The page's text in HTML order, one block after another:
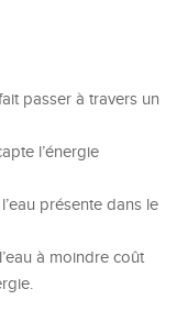
passer à travers un
l’énergie
présente dans le
à moindre coût